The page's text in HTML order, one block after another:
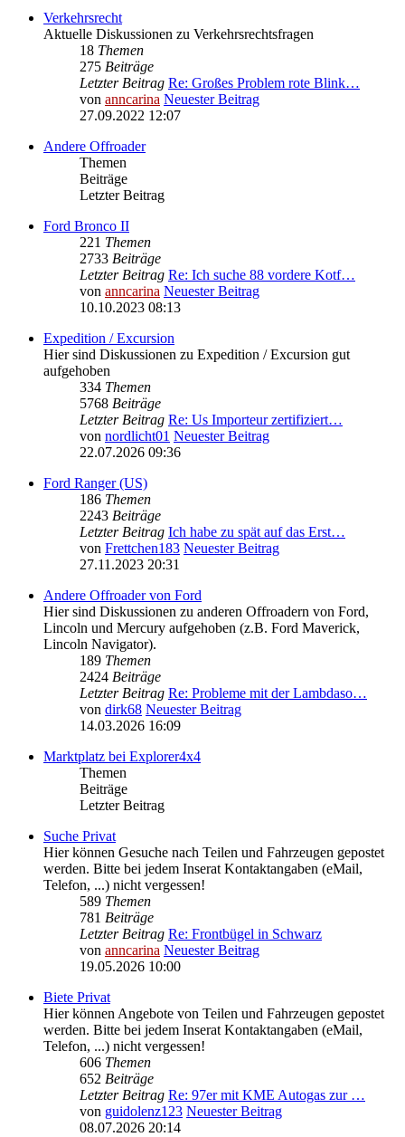
Verkehrsrecht
Aktuelle Diskussionen zu Verkehrsrechtsfragen
18 Themen
275 Beiträge
Letzter Beitrag Re: Großes Problem rote Blink…
von anncarina Neuester Beitrag
27.09.2022 12:07
Andere Offroader
Themen
Beiträge
Letzter Beitrag
Ford Bronco II
221 Themen
2733 Beiträge
Letzter Beitrag Re: Ich suche 88 vordere Kotf…
von anncarina Neuester Beitrag
10.10.2023 08:13
Expedition / Excursion
Hier sind Diskussionen zu Expedition / Excursion gut
aufgehoben
334 Themen
5768 Beiträge
Letzter Beitrag Re: Us Importeur zertifiziert…
von nordlicht01 Neuester Beitrag
22.07.2026 09:36
Ford Ranger (US)
186 Themen
2243 Beiträge
Letzter Beitrag Ich habe zu spät auf das Erst…
von Frettchen183 Neuester Beitrag
27.11.2023 20:31
Andere Offroader von Ford
Hier sind Diskussionen zu anderen Offroadern von Ford,
Lincoln und Mercury aufgehoben (z.B. Ford Maverick,
Lincoln Navigator).
189 Themen
2424 Beiträge
Letzter Beitrag Re: Probleme mit der Lambdaso…
von dirk68 Neuester Beitrag
14.03.2026 16:09
Marktplatz bei Explorer4x4
Themen
Beiträge
Letzter Beitrag
Suche Privat
Hier können Gesuche nach Teilen und Fahrzeugen gepostet
werden. Bitte bei jedem Inserat Kontaktangaben (eMail,
Telefon, ...) nicht vergessen!
589 Themen
781 Beiträge
Letzter Beitrag Re: Frontbügel in Schwarz
von anncarina Neuester Beitrag
19.05.2026 10:00
Biete Privat
Hier können Angebote von Teilen und Fahrzeugen gepostet
werden. Bitte bei jedem Inserat Kontaktangaben (eMail,
Telefon, ...) nicht vergessen!
606 Themen
652 Beiträge
Letzter Beitrag Re: 97er mit KME Autogas zur …
von guidolenz123 Neuester Beitrag
08.07.2026 20:14